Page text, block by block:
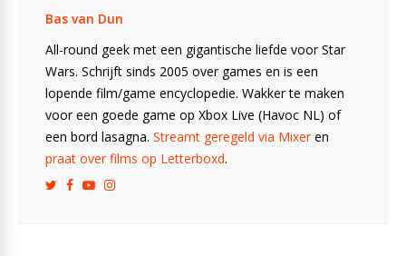
Bas van Dun
All-round geek met een gigantische liefde voor Star
Wars. Schrijft sinds 2005 over games en is een
lopende film/game encyclopedie. Wakker te maken
voor een goede game op Xbox Live (Havoc NL) of
een bord lasagna. Streamt geregeld via Mixeren
praat over films op Letterboxd.